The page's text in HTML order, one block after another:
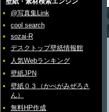
@写真集Link
cool search
sozai-R
デスクトップ壁紙情報館
人気Webランキング
壁紙JPN
壁紙０３（かべがみぜろさ
ん）
無料HP作成